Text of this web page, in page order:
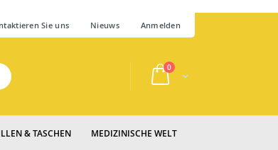
Sie uns Nieuws Anmelden
Cart
0Artikel
& TASCHEN MEDIZINISCHE WELT